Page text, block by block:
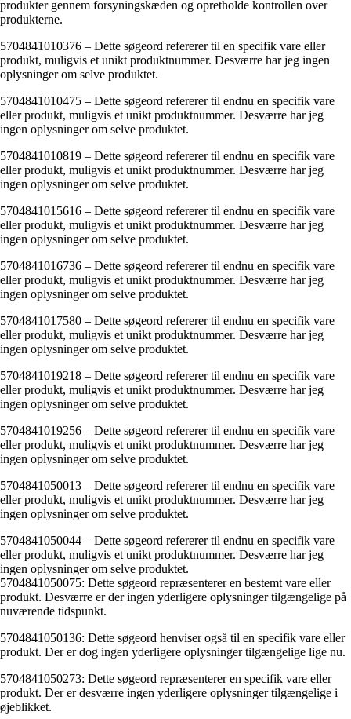
produkter gennem forsyningskæden og opretholde kontrollen over
produkterne.
5704841010376 – Dette søgeord refererer til en specifik vare eller
produkt, muligvis et unikt produktnummer. Desværre har jeg ingen
oplysninger om selve produktet.
5704841010475 – Dette søgeord refererer til endnu en specifik vare
eller produkt, muligvis et unikt produktnummer. Desværre har jeg
ingen oplysninger om selve produktet.
5704841010819 – Dette søgeord refererer til endnu en specifik vare
eller produkt, muligvis et unikt produktnummer. Desværre har jeg
ingen oplysninger om selve produktet.
5704841015616 – Dette søgeord refererer til endnu en specifik vare
eller produkt, muligvis et unikt produktnummer. Desværre har jeg
ingen oplysninger om selve produktet.
5704841016736 – Dette søgeord refererer til endnu en specifik vare
eller produkt, muligvis et unikt produktnummer. Desværre har jeg
ingen oplysninger om selve produktet.
5704841017580 – Dette søgeord refererer til endnu en specifik vare
eller produkt, muligvis et unikt produktnummer. Desværre har jeg
ingen oplysninger om selve produktet.
5704841019218 – Dette søgeord refererer til endnu en specifik vare
eller produkt, muligvis et unikt produktnummer. Desværre har jeg
ingen oplysninger om selve produktet.
5704841019256 – Dette søgeord refererer til endnu en specifik vare
eller produkt, muligvis et unikt produktnummer. Desværre har jeg
ingen oplysninger om selve produktet.
5704841050013 – Dette søgeord refererer til endnu en specifik vare
eller produkt, muligvis et unikt produktnummer. Desværre har jeg
ingen oplysninger om selve produktet.
5704841050044 – Dette søgeord refererer til endnu en specifik vare
eller produkt, muligvis et unikt produktnummer. Desværre har jeg
ingen oplysninger om selve produktet.
5704841050075: Dette søgeord repræsenterer en bestemt vare eller
produkt. Desværre er der ingen yderligere oplysninger tilgængelige på
nuværende tidspunkt.
5704841050136: Dette søgeord henviser også til en specifik vare eller
produkt. Der er dog ingen yderligere oplysninger tilgængelige lige nu.
5704841050273: Dette søgeord repræsenterer en specifik vare eller
produkt. Der er desværre ingen yderligere oplysninger tilgængelige i
øjeblikket.